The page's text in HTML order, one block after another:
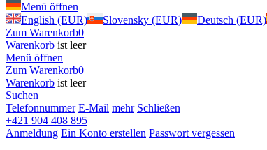
Menü öffnen
English (EUR)
Slovensky (EUR) Deutsch (EUR)
Zum Warenkorb0
Warenkorb ist leer
Menü öffnen
Zum Warenkorb0
Warenkorb ist leer
Suchen
Telefonnummer E-Mail mehr Schließen
+421 904 408 895
Anmeldung Ein Konto erstellen Passwort vergessen